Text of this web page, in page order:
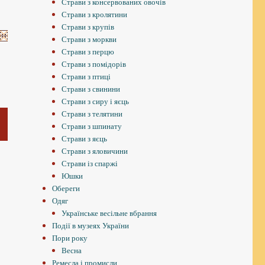
Страви з кролятини
Страви з крупів
Страви з моркви
Страви з перцю
Страви з помідорів
Страви з птиці
Страви з свинини
Страви з сиру і яєць
Страви з телятини
Страви з шпинату
Страви з яєць
Страви з яловичини
Страви із спаржі
Юшки
Обереги
Одяг
Українське весільне вбрання
Події в музеях України
Пори року
Весна
Ремесла і промисли